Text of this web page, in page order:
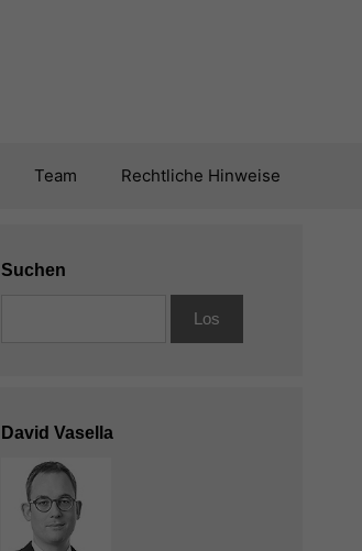
Team Rechtliche Hinweise
Suchen
David Vasella